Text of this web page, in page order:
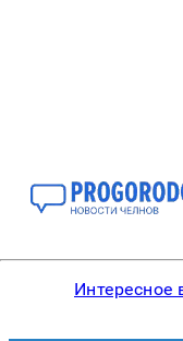
Интересное